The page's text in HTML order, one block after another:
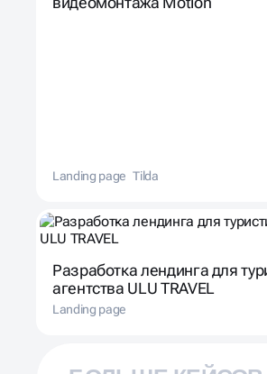
Landing page Tilda
Разработка лендинга для
агентства ULU TRAVEL
Landing page